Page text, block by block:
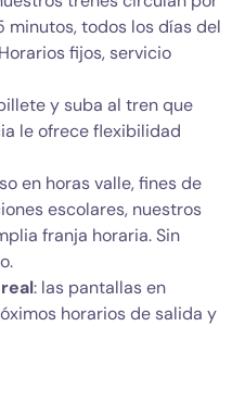
minutos, todos los días del
fijos, servicio
y suba al tren que
le ofrece flexibilidad
en horas valle, fines de
escolares, nuestros
franja horaria. Sin
: las pantallas en
horarios de salida y